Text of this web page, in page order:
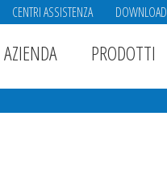
CENTRI ASSISTENZA DOWNLOAD
AZIENDA PRODOTTI